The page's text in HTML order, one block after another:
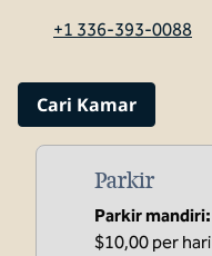
Membuka tab baru
+1 336-393-0088
Cari Kamar
Parkir
Parkir mandiri:
$10,00 per hari